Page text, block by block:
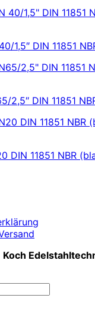
1,5″ DIN 11851
2,5″ DIN 11851
DIN 11851 NBR
Koch